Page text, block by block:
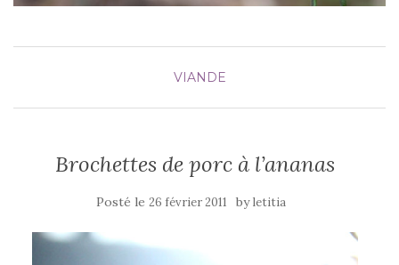
VIANDE
Brochettes de porc à l’ananas
Posté le 26 février 2011 byletitia